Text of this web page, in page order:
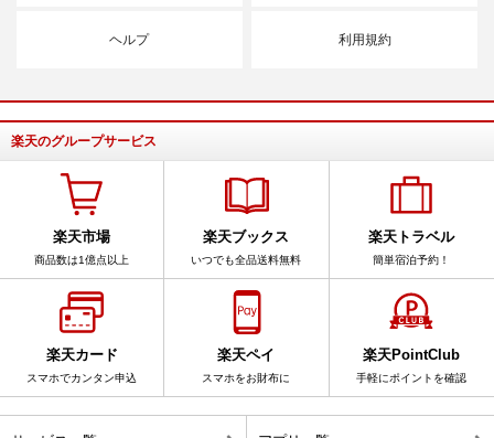
ヘルプ 利用規約
楽天のグループサービス
楽天市場
商品数は1億点以上
楽天ブックス
いつでも全品送料無料
楽天トラベル
簡単宿泊予約！
楽天カード
スマホでカンタン申込
楽天ペイ
スマホをお財布に
楽天PointClub
手軽にポイントを確認